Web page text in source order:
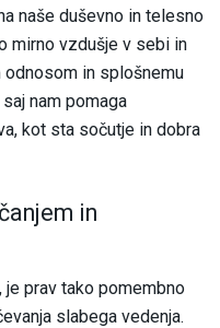
naše duševno in telesno
mirno vzdušje v sebi in
in splošnemu
nam pomaga
kot sta sočutje in dobra
in
je prav tako pomembno
slabega vedenja.